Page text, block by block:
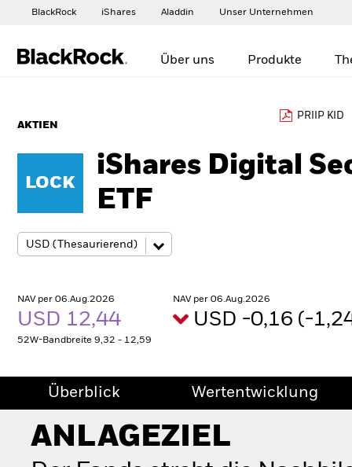
BlackRock iShares Aladdin Unser Unternehmen
Über uns Produkte
AKTIEN
PRIIP KID
LOCK
iShares Digital
ETF
NAV per 06.Aug.2026
USD 12,44
52W-Bandbreite 9,32 - 12,59
NAV per 06.Aug.2026
USD -0,16 (-
Überblick Wertentwicklung
ANLAGEZIEL